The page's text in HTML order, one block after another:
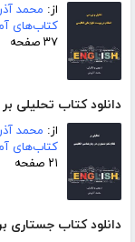
از: محمد
کتاب‌های
۳۷ صفحه
دانلود کتاب تحلیلی
از: محمد
کتاب‌های
۲۱ صفحه
دانلود کتاب جستاری